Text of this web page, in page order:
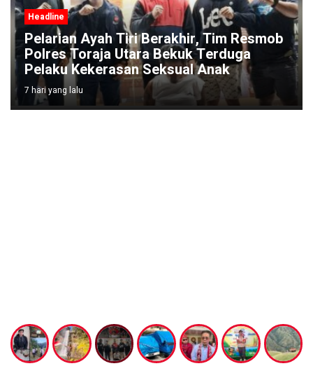
Headline
Pelarian Ayah Tiri Berakhir, Tim Resmob
Polres Toraja Utara Bekuk Terduga
Pelaku Kekerasan Seksual Anak
7 hari yang lalu